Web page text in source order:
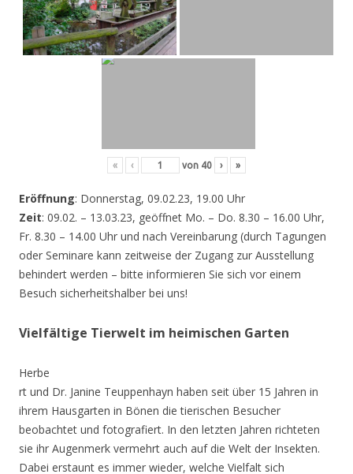
« ‹ von 40 › »
Eröffnung: Donnerstag, 09.02.23, 19.00 Uhr
Zeit: 09.02. – 13.03.23, geöffnet Mo. – Do. 8.30 – 16.00 Uhr,
Fr. 8.30 – 14.00 Uhr und nach Vereinbarung (durch Tagungen
oder Seminare kann zeitweise der Zugang zur Ausstellung
behindert werden – bitte informieren Sie sich vor einem
Besuch sicherheitshalber bei uns!
Vielfältige Tierwelt im heimischen Garten
Herbe
rt und Dr. Janine Teuppenhayn haben seit über 15 Jahren in
ihrem Hausgarten in Bönen die tierischen Besucher
beobachtet und fotografiert. In den letzten Jahren richteten
sie ihr Augenmerk vermehrt auch auf die Welt der Insekten.
Dabei erstaunt es immer wieder, welche Vielfalt sich